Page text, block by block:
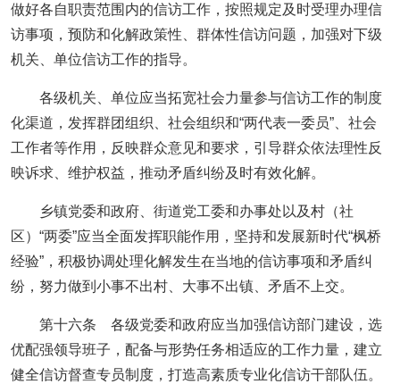
做好各自职责范围内的信访工作，按照规定及时受理办理信
访事项，预防和化解政策性、群体性信访问题，加强对下级
机关、单位信访工作的指导。
各级机关、单位应当拓宽社会力量参与信访工作的制度
化渠道，发挥群团组织、社会组织和“两代表一委员”、社会
工作者等作用，反映群众意见和要求，引导群众依法理性反
映诉求、维护权益，推动矛盾纠纷及时有效化解。
乡镇党委和政府、街道党工委和办事处以及村（社
区）“两委”应当全面发挥职能作用，坚持和发展新时代“枫桥
经验”，积极协调处理化解发生在当地的信访事项和矛盾纠
纷，努力做到小事不出村、大事不出镇、矛盾不上交。
第十六条 各级党委和政府应当加强信访部门建设，选
优配强领导班子，配备与形势任务相适应的工作力量，建立
健全信访督查专员制度，打造高素质专业化信访干部队伍。